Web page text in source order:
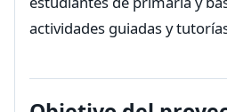
actividades guiadas y